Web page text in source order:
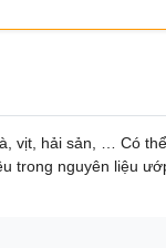
vịt, hải sản, … Có
trong nguyên liệu